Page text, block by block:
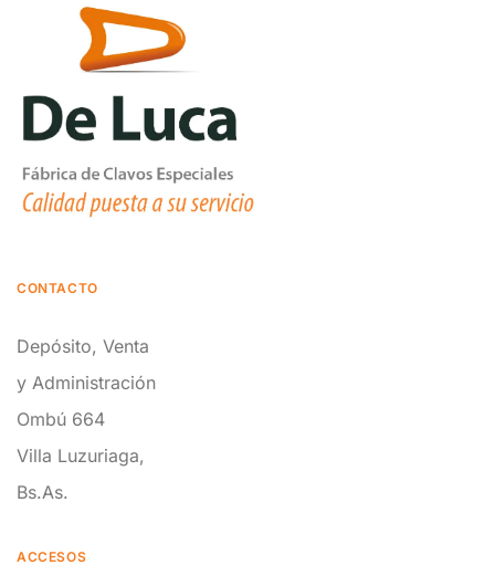
CONTACTO
Depósito, Venta
y Administración
Ombú 664
Villa Luzuriaga,
Bs.As.
ACCESOS